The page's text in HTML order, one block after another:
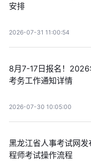
安排
2026-07-31 11:00:54
8月7-17日报名！
考务工作通知详情
2026-07-30 10:05:00
黑龙江省人事考试网
程师考试操作流程